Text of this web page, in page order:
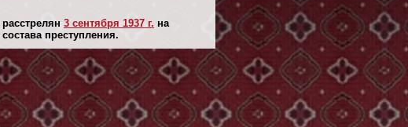
3 сентября 1937 г. на
преступления.